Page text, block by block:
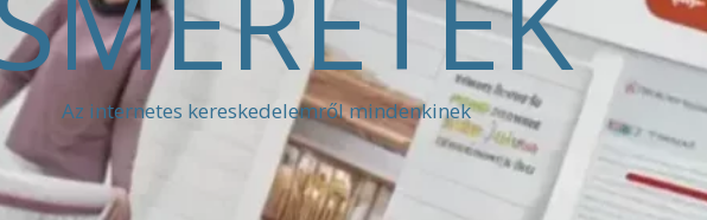
Az internetes kereskedelemről mindenkinek